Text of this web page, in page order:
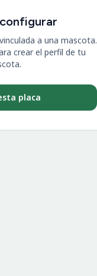
a una mascota.
crear el perfil de tu
placa